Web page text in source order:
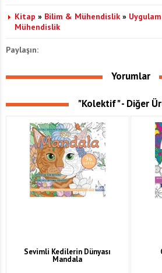
Kitap » Bilim & Mühendislik »
Mühendislik
Paylaşın:
Yorumlar
"Kolektif" - Diğer
Sevimli Kedilerin Dünyası
Mandala